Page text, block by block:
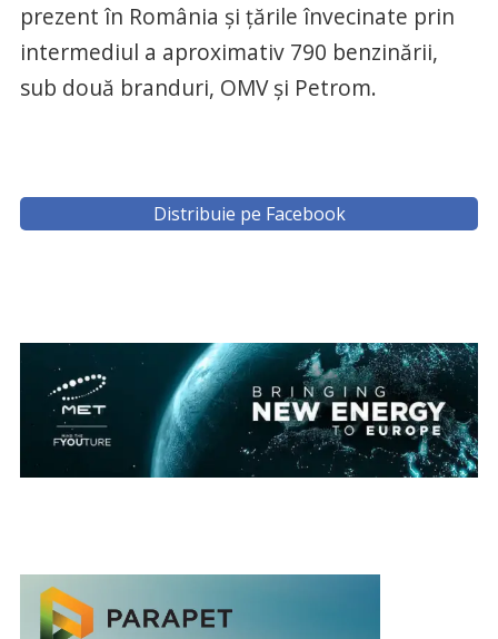
prezent în România și țările învecinate prin
intermediul a aproximativ 790 benzinării,
sub două branduri, OMV și Petrom.
Distribuie pe Facebook